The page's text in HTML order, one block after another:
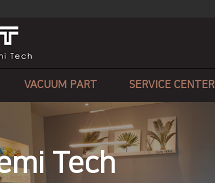
VACUUM PART SERVICE CENTER
Tech